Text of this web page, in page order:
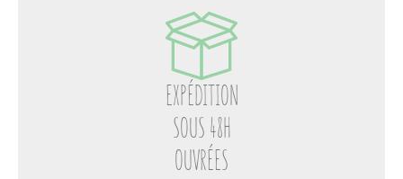
EXPÉDITION
SOUS 48H
OUVRÉES